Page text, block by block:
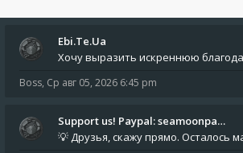
Ebi.Te.Ua
Boss, Ср авг 05, 2026 6:45 pm
Support us! Paypal: seamoonpa…